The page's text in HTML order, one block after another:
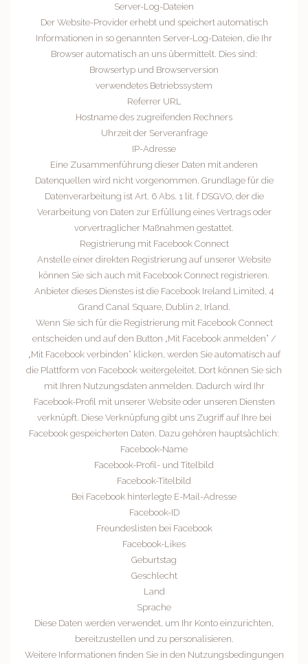
Server-Log-Dateien
Der Website-Provider erhebt und speichert automatisch
Informationen in so genannten Server-Log-Dateien, die Ihr
Browser automatisch an uns übermittelt. Dies sind:
Browsertyp und Browserversion
verwendetes Betriebssystem
Referrer URL
Hostname des zugreifenden Rechners
Uhrzeit der Serveranfrage
IP-Adresse
Eine Zusammenführung dieser Daten mit anderen
Datenquellen wird nicht vorgenommen. Grundlage für die
Datenverarbeitung ist Art. 6 Abs. 1 lit. f DSGVO, der die
Verarbeitung von Daten zur Erfüllung eines Vertrags oder
vorvertraglicher Maßnahmen gestattet.
Registrierung mit Facebook Connect
Anstelle einer direkten Registrierung auf unserer Website
können Sie sich auch mit Facebook Connect registrieren.
Anbieter dieses Dienstes ist die Facebook Ireland Limited, 4
Grand Canal Square, Dublin 2, Irland.
Wenn Sie sich für die Registrierung mit Facebook Connect
entscheiden und auf den Button „Mit Facebook anmelden“ /
„Mit Facebook verbinden“ klicken, werden Sie automatisch auf
die Plattform von Facebook weitergeleitet. Dort können Sie sich
mit Ihren Nutzungsdaten anmelden. Dadurch wird Ihr
Facebook-Profil mit unserer Website oder unseren Diensten
verknüpft. Diese Verknüpfung gibt uns Zugriff auf Ihre bei
Facebook gespeicherten Daten. Dazu gehören hauptsächlich:
Facebook-Name
Facebook-Profil- und Titelbild
Facebook-Titelbild
Bei Facebook hinterlegte E-Mail-Adresse
Facebook-ID
Freundeslisten bei Facebook
Facebook-Likes
Geburtstag
Geschlecht
Land
Sprache
Diese Daten werden verwendet, um Ihr Konto einzurichten,
bereitzustellen und zu personalisieren.
Weitere Informationen finden Sie in den Nutzungsbedingungen